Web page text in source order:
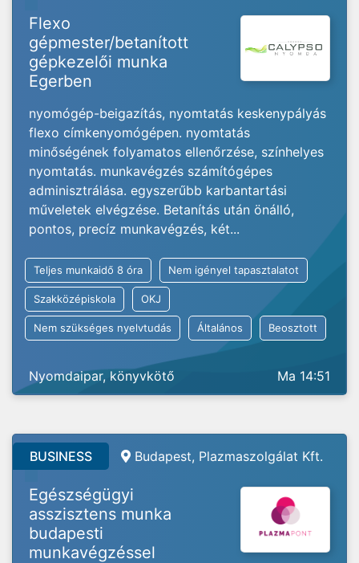
Flexo
gépmester/betanított
gépkezelői munka
Egerben
nyomógép-beigazítás, nyomtatás keskenypályás
flexo címkenyomógépen. nyomtatás
minőségének folyamatos ellenőrzése, színhelyes
nyomtatás. munkavégzés számítógépes
adminisztrálása. egyszerűbb karbantartási
műveletek elvégzése. Betanítás után önálló,
pontos, precíz munkavégzés, két...
Teljes munkaidő 8 óra Nem igényel tapasztalatot
Szakközépiskola OKJ
Nem szükséges nyelvtudás Általános Beosztott
Nyomdaipar, könyvkötő Ma 14:51
BUSINESS Budapest, Plazmaszolgálat Kft.
Egészségügyi
asszisztens munka
budapesti
munkavégzéssel